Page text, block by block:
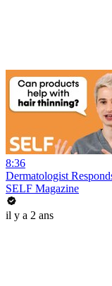
8:36
Dermatologist
SELF Magazine
il y a 2 ans